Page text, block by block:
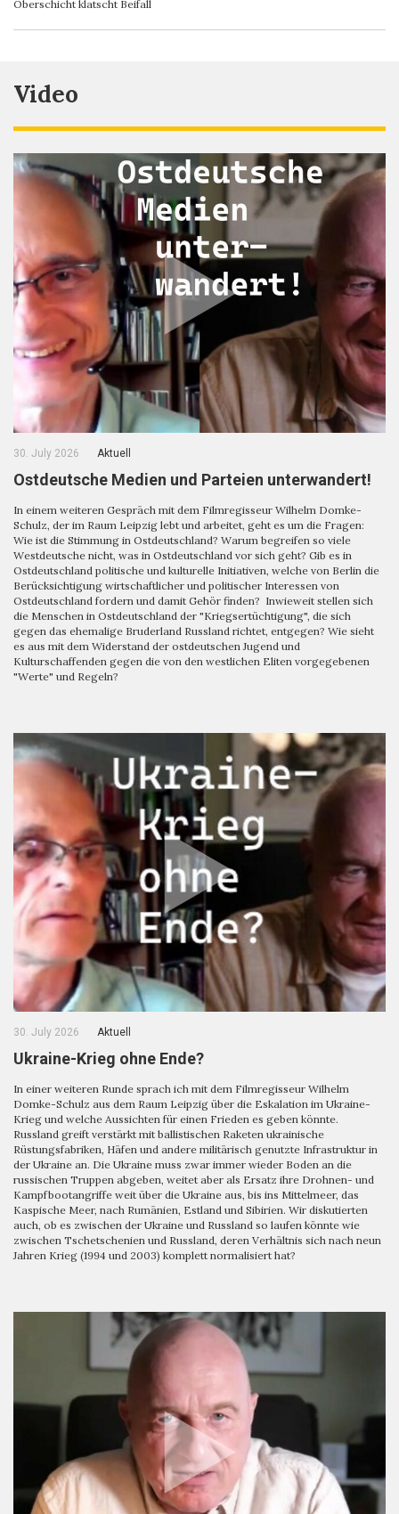
Oberschicht klatscht Beifall
Video
30. July 2026 Aktuell
Ostdeutsche Medien und Parteien unterwandert!
In einem weiteren Gespräch mit dem Filmregisseur Wilhelm Domke-
Schulz, der im Raum Leipzig lebt und arbeitet, geht es um die Fragen:
Wie ist die Stimmung in Ostdeutschland? Warum begreifen so viele
Westdeutsche nicht, was in Ostdeutschland vor sich geht? Gib es in
Ostdeutschland politische und kulturelle Initiativen, welche von Berlin die
Berücksichtigung wirtschaftlicher und politischer Interessen von
Ostdeutschland fordern und damit Gehör finden? Inwieweit stellen sich
die Menschen in Ostdeutschland der "Kriegsertüchtigung", die sich
gegen das ehemalige Bruderland Russland richtet, entgegen? Wie sieht
es aus mit dem Widerstand der ostdeutschen Jugend und
Kulturschaffenden gegen die von den westlichen Eliten vorgegebenen
"Werte" und Regeln?
30. July 2026 Aktuell
Ukraine-Krieg ohne Ende?
In einer weiteren Runde sprach ich mit dem Filmregisseur Wilhelm
Domke-Schulz aus dem Raum Leipzig über die Eskalation im Ukraine-
Krieg und welche Aussichten für einen Frieden es geben könnte.
Russland greift verstärkt mit ballistischen Raketen ukrainische
Rüstungsfabriken, Häfen und andere militärisch genutzte Infrastruktur in
der Ukraine an. Die Ukraine muss zwar immer wieder Boden an die
russischen Truppen abgeben, weitet aber als Ersatz ihre Drohnen- und
Kampfbootangriffe weit über die Ukraine aus, bis ins Mittelmeer, das
Kaspische Meer, nach Rumänien, Estland und Sibirien. Wir diskutierten
auch, ob es zwischen der Ukraine und Russland so laufen könnte wie
zwischen Tschetschenien und Russland, deren Verhältnis sich nach neun
Jahren Krieg (1994 und 2003) komplett normalisiert hat?